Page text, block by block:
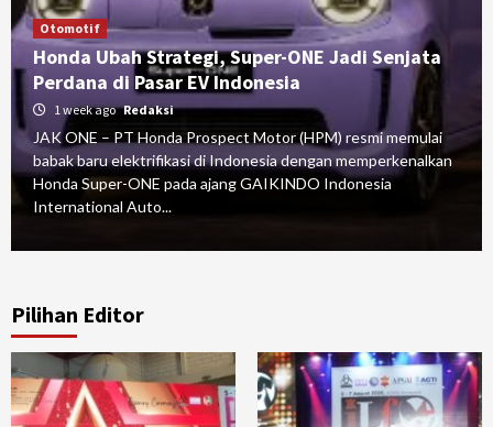
Otomotif
Honda Ubah Strategi, Super-ONE Jadi Senjata
Perdana di Pasar EV Indonesia
1 week ago Redaksi
JAK ONE – PT Honda Prospect Motor (HPM) resmi memulai
babak baru elektrifikasi di Indonesia dengan memperkenalkan
Honda Super-ONE pada ajang GAIKINDO Indonesia
International Auto...
Pilihan Editor